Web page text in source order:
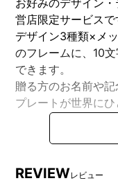
お好みのデザイン
営店限定サービスで
デザイン3種類×メ
のフレームに、10
できます。
贈る方のお名前や
プレートが世界にひ
※刻印をするデザイ
※巾着袋の色やデザ
REVIEWレビュー